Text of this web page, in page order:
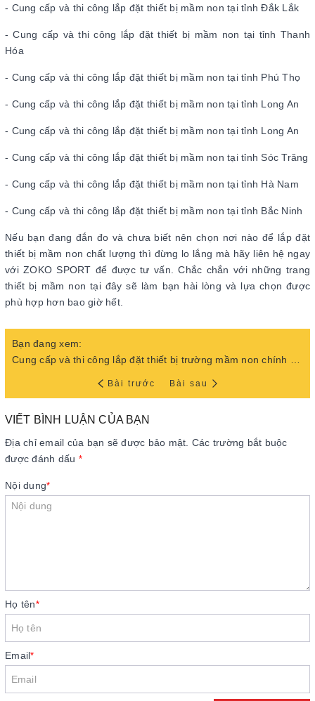
- Cung cấp và thi công lắp đặt thiết bị mầm non tại tỉnh Đắk Lắk
- Cung cấp và thi công lắp đặt thiết bị mầm non tại tỉnh Thanh
Hóa
- Cung cấp và thi công lắp đặt thiết bị mầm non tại tỉnh Phú Thọ
- Cung cấp và thi công lắp đặt thiết bị mầm non tại tỉnh Long An
- Cung cấp và thi công lắp đặt thiết bị mầm non tại tỉnh Long An
- Cung cấp và thi công lắp đặt thiết bị mầm non tại tỉnh Sóc Trăng
- Cung cấp và thi công lắp đặt thiết bị mầm non tại tỉnh Hà Nam
- Cung cấp và thi công lắp đặt thiết bị mầm non tại tỉnh Bắc Ninh
Nếu bạn đang đắn đo và chưa biết nên chọn nơi nào để lắp đặt
thiết bị mầm non chất lượng thì đừng lo lắng mà hãy liên hệ ngay
với ZOKO SPORT để được tư vấn. Chắc chắn với những trang
thiết bị mầm non tại đây sẽ làm bạn hài lòng và lựa chọn được
phù hợp hơn bao giờ hết.
Bạn đang xem:
Cung cấp và thi công lắp đặt thiết bị trường mầm non chính hãng
Bài trước Bài sau
VIẾT BÌNH LUẬN CỦA BẠN
Địa chỉ email của bạn sẽ được bảo mật. Các trường bắt buộc
được đánh dấu *
Nội dung*
Họ tên*
Email*